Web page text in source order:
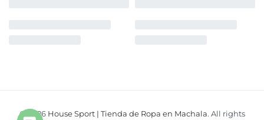
© 2026 House Sport | Tienda de Ropa en Machala. All rights